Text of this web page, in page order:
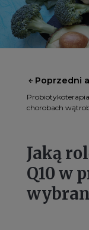
Poprzedni
chorobach
Jaką
Q10 w